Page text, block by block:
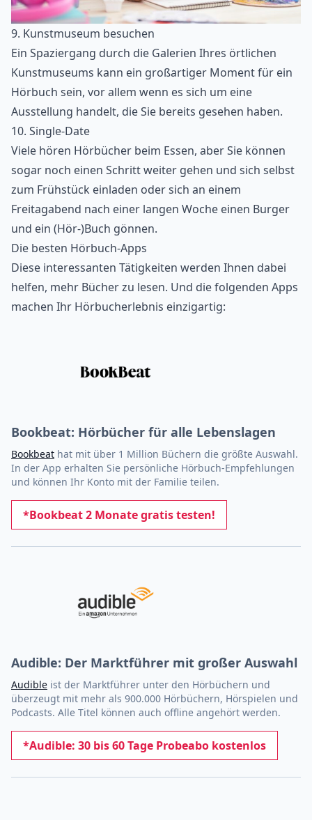
9. Kunstmuseum besuchen
Ein Spaziergang durch die Galerien Ihres örtlichen
Kunstmuseums kann ein großartiger Moment für ein
Hörbuch sein, vor allem wenn es sich um eine
Ausstellung handelt, die Sie bereits gesehen haben.
10. Single-Date
Viele hören Hörbücher beim Essen, aber Sie können
sogar noch einen Schritt weiter gehen und sich selbst
zum Frühstück einladen oder sich an einem
Freitagabend nach einer langen Woche einen Burger
und ein (Hör-)Buch gönnen.
Die besten Hörbuch-Apps
Diese interessanten Tätigkeiten werden Ihnen dabei
helfen, mehr Bücher zu lesen. Und die folgenden Apps
machen Ihr Hörbucherlebnis einzigartig:
Bookbeat: Hörbücher für alle Lebenslagen
Bookbeat hat mit über 1 Million Büchern die größte Auswahl.
In der App erhalten Sie persönliche Hörbuch-Empfehlungen
und können Ihr Konto mit der Familie teilen.
*Bookbeat 2 Monate gratis testen!
Audible: Der Marktführer mit großer Auswahl
Audible ist der Marktführer unter den Hörbüchern und
überzeugt mit mehr als 900.000 Hörbüchern, Hörspielen und
Podcasts. Alle Titel können auch offline angehört werden.
*Audible: 30 bis 60 Tage Probeabo kostenlos